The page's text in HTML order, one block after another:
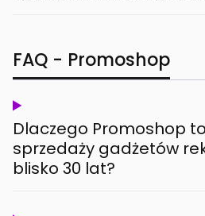
FAQ - Promoshop
Dlaczego Promoshop
sprzedaży gadżetów
blisko 30 lat?